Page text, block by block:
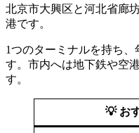
北京市大興区と河北省廊
港です。​
1つのターミナルを持ち、
す。​市内へは地下鉄や空
す。​
💡 お